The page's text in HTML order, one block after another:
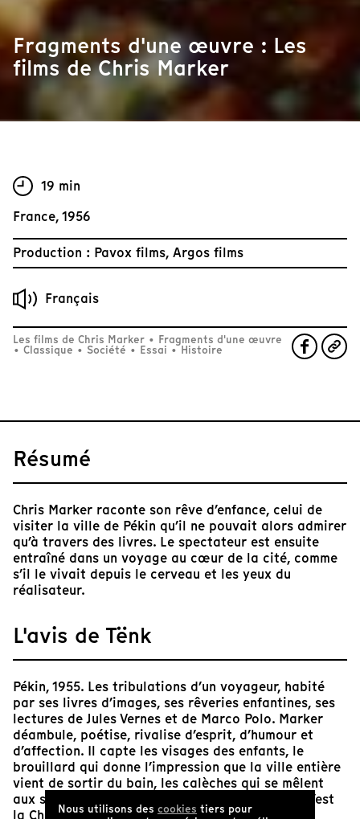
Fragments d'une œuvre : Les
films de Chris Marker
19 min
France, 1956
Production : Pavox films, Argos films
Français
Les films de Chris Marker • Fragments d'une œuvre
• Classique • Société • Essai •Histoire
Résumé
Chris Marker raconte son rêve d’enfance, celui de
visiter la ville de Pékin qu’il ne pouvait alors admirer
qu’à travers des livres. Le spectateur est ensuite
entraîné dans un voyage au cœur de la cité, comme
s’il le vivait depuis le cerveau et les yeux du
réalisateur.
L'avis de Tënk
Pékin, 1955. Les tribulations d’un voyageur, habité
par ses livres d’images, ses rêveries enfantines, ses
lectures de Jules Vernes et de Marco Polo. Marker
déambule, poétise, rivalise d’esprit, d’humour et
d’affection. Il capte les visages des enfants, le
brouillard qui donne l’impression que la ville entière
vient de sortir du bain, les calèches qui se mêlent
aux signes de modernité.
, c’est
Nous utilisons des cookies tiers pour